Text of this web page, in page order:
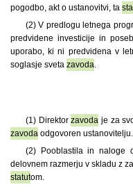
pogodbo, akt o ustanovitvi, ta
(2) V predlogu letnega
predvidene investicije in
uporabo, ki ni predvidena v
soglasje sveta zavoda.
(1) Direktorzavoda je za
zavoda odgovoren ustanovitelju.
(2) Pooblastila in naloge
delovnem razmerju v skladu z
statutom.